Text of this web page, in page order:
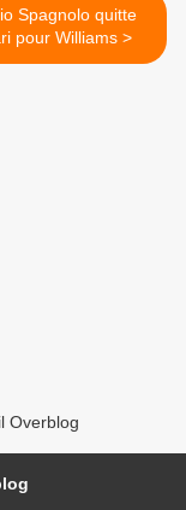
Spagnolo quitte
Ferrari pour Williams >
Overblog